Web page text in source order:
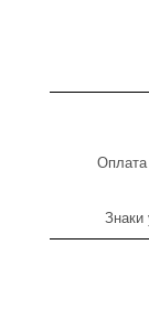
Оплата
Знаки